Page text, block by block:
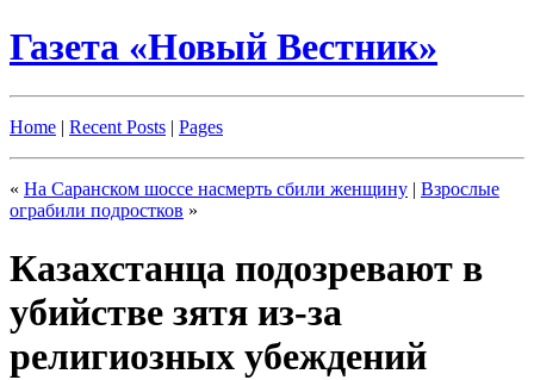
Газета «Новый Вестник»
Home | Recent Posts | Pages
« На Саранском шоссе насмерть сбили женщину | Взрослые
ограбили подростков »
Казахстанца подозревают в
убийстве зятя из-за
религиозных убеждений